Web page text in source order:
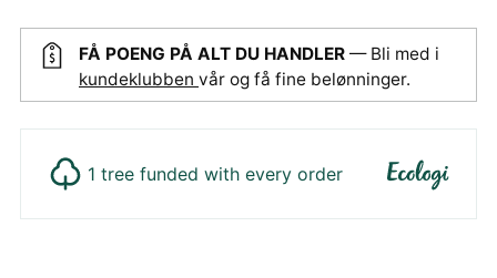
FÅ POENG PÅ ALT DU HANDLER — Bli med i
kundeklubben vår og få fine belønninger.
1 tree funded with every order